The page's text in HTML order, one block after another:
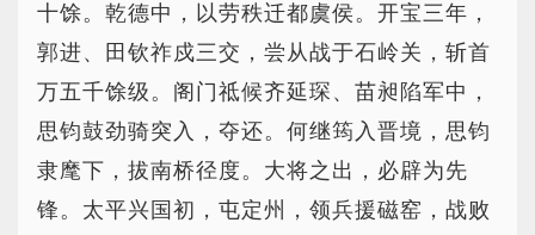
十馀。乾德中，以劳秩迁都虞侯。开宝三年，
郭进、田钦祚戍三交，尝从战于石岭关，斩首
万五千馀级。阁门祗候齐延琛、苗昶陷军中，
思钧鼓劲骑突入，夺还。何继筠入晋境，思钧
隶麾下，拔南桥径度。大将之出，必辟为先
锋。太平兴国初，屯定州，领兵援磁窑，战败